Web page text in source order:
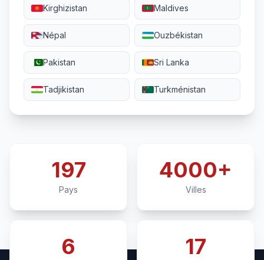
Kirghizistan Maldives
Népal Ouzbékistan
Pakistan Sri Lanka
Tadjikistan Turkménistan
197
Pays
4000+
Villes
6 17